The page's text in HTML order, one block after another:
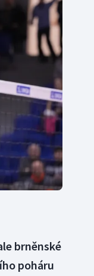
Triatlon
slalom
Ostatní
brněnské
poháru